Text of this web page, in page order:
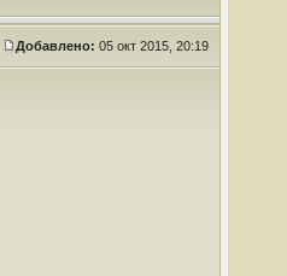
Добавлено: 05 окт 2015, 20:19